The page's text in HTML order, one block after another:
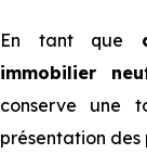
En tant que
immobilier
conserve une
présentation des